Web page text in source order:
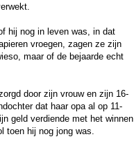
hij nog in leven was, in dat
vroegen, zagen ze zijn
maar of de bejaarde echt
door zijn vrouw en zijn 16-
dat haar opa al op 11-
geld verdiende met het winnen
toen hij nog jong was.